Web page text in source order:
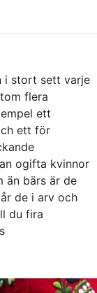
i stort sett varje
flera
ett
ett för
ogifta kvinnor
än bärs är de
de i arv och
du fira